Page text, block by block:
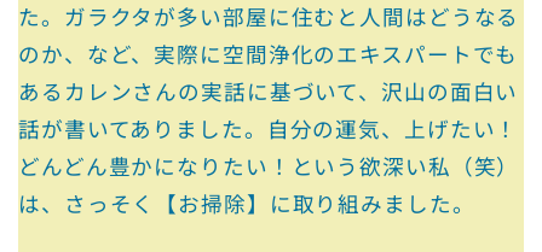
た。ガラクタが多い部屋に住むと人間はどうなる
のか、など、実際に空間浄化のエキスパートでも
あるカレンさんの実話に基づいて、沢山の面白い
話が書いてありました。自分の運気、上げたい！
どんどん豊かになりたい！という欲深い私（笑）
は、さっそく【お掃除】に取り組みました。